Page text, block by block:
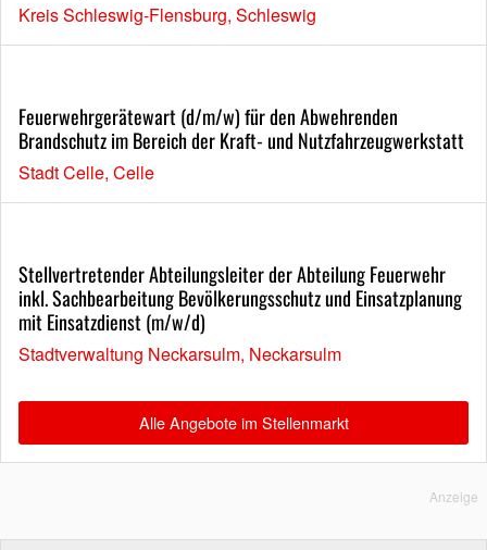
Kreis Schleswig-Flensburg, Schleswig
Feuerwehrgerätewart (d/m/w) für den Abwehrenden
Brandschutz im Bereich der Kraft- und Nutzfahrzeugwerkstatt
Stadt Celle, Celle
Stellvertretender Abteilungsleiter der Abteilung Feuerwehr
inkl. Sachbearbeitung Bevölkerungsschutz und Einsatzplanung
mit Einsatzdienst (m/w/d)
Stadtverwaltung Neckarsulm, Neckarsulm
Alle Angebote im Stellenmarkt
Anzeige